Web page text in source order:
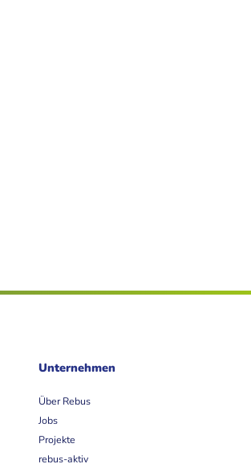
Unternehmen
Über Rebus
Jobs
Projekte
rebus-aktiv